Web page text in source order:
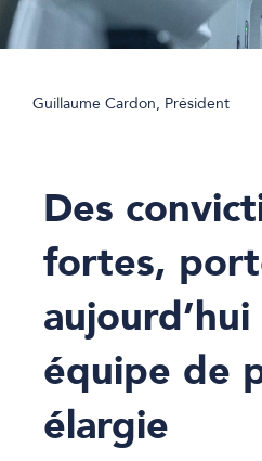
Guillaume Cardon, Président
Des
fortes,
équipe de
élargie